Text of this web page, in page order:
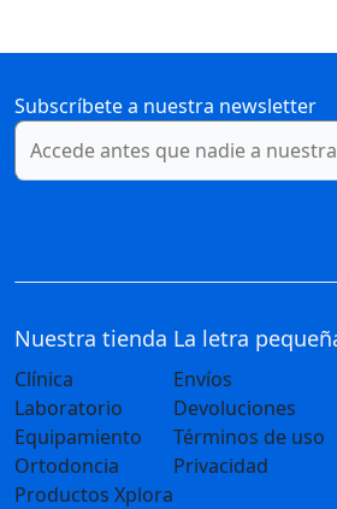
Subscríbete a nuestra newsletter
Nuestra tienda
Clínica
Laboratorio
Equipamiento
Ortodoncia
Productos Xplora
La letra
Envíos
Devoluciones
Términos de uso
Privacidad